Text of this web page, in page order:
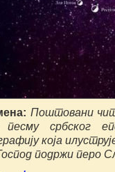
Поштовани
песму србског
која
подржи перо